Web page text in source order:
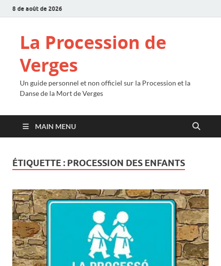
8 de août de 2026
La Procession de
Verges
Un guide personnel et non officiel sur la Procession et la
Danse de la Mort de Verges
MAIN MENU
ÉTIQUETTE : PROCESSION DES ENFANTS